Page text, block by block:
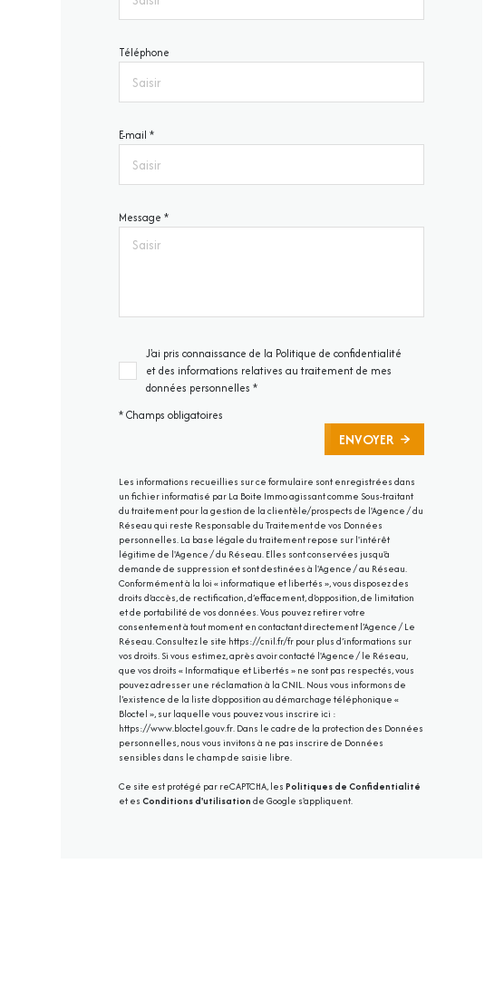
Téléphone
E-mail *
Message *
J'ai pris connaissance de la Politique de confidentialité
et des informations relatives au traitement de mes
données personnelles *
* Champs obligatoires
ENVOYER
Les informations recueillies sur ce formulaire sont enregistrées dans
un fichier informatisé par La Boite Immo agissant comme Sous-traitant
du traitement pour la gestion de la clientèle/prospects de l'Agence / du
Réseau qui reste Responsable du Traitement de vos Données
personnelles. La base légale du traitement repose sur l'intérêt
légitime de l'Agence / du Réseau. Elles sont conservées jusqu'à
demande de suppression et sont destinées à l'Agence / au Réseau.
Conformément à la loi « informatique et libertés », vous disposez des
droits d’accès, de rectification, d’effacement, d’opposition, de limitation
et de portabilité de vos données. Vous pouvez retirer votre
consentement à tout moment en contactant directement l’Agence / Le
Réseau. Consultez le site https://cnil.fr/frpour plus d’informations sur
vos droits. Si vous estimez, après avoir contacté l'Agence / le Réseau,
que vos droits « Informatique et Libertés » ne sont pas respectés, vous
pouvez adresser une réclamation à la CNIL. Nous vous informons de
l’existence de la liste d'opposition au démarchage téléphonique «
Bloctel », sur laquelle vous pouvez vous inscrire ici :
https://www.bloctel.gouv.fr. Dans le cadre de la protection des Données
personnelles, nous vous invitons à ne pas inscrire de Données
sensibles dans le champ de saisie libre.
Ce site est protégé par reCAPTCHA, les Politiques de Confidentialité
et es Conditions d'utilisation de Google s'appliquent.